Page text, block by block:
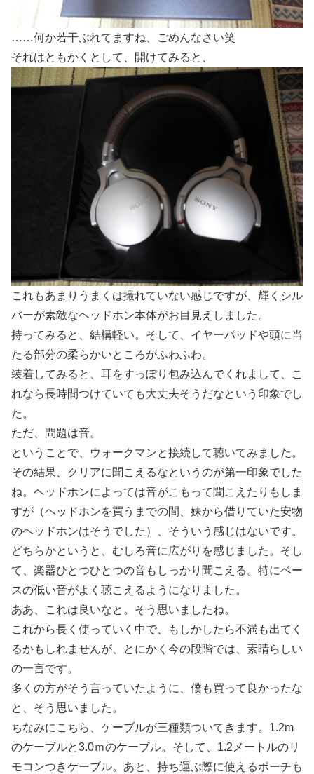
……何か若干ぶれてますね、ごめんなさい笑
それはともかくとして、開けてみると、
これもあまりうまくは撮れていない感じですが、輝くシル
バーが素敵なヘッドホン本体がお目見えしました。
持ってみると、結構軽い。そして、イヤーパッドや頭に当
たる部分の柔らかいところがふわふわ。
装着してみると、耳をすっぽり包み込んでくれまして、こ
れなら長時間つけていても大丈夫そうだなという印象でし
た。
ただ、問題は音。
ということで、ウォークマンと接続して聴いてみました。
その結果、クリアに聞こえるなというのが第一印象でした
ね。ヘッドホンによっては音がこもって聞こえたりもしま
すが（ヘッドホンを買うまでの間、妹から借りていた安物
のヘッドホンはそうでした）、そういう感じはないです。
どちらかというと、むしろ音に広がりを感じました。そし
て、楽器ひとつひとつの音もしっかり聞こえる。特にベー
スの低い音がよく聴こえるようになりました。
ああ、これは良いなと。そう思いましたね。
これから長く使っていく中で、もしかしたら不満も出てく
るかもしれませんが、とにかく今の段階では、素晴らしい
の一言です。
多くの方がそう言っていたように、僕も買って良かったな
と、そう思いました。
ちなみにこちら、ケーブルが三種類ついてきます。1.2m
のケーブルと3.0ｍのケーブル。そして、1.2メートルのリ
モコンつきケーブル。あと、持ち運ぶ際に使えるポーチも